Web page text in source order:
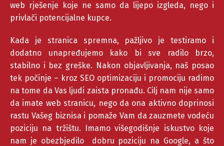
web rješenje koje ne samo da lijepo izgleda, nego i
privlači potencijalne kupce.
Kada je stranica spremna, pažljivo je testiramo i
dodatno unapređujemo kako bi sve radilo brzo,
stabilno i bez greške. Nakon objavljivanja, naš posao
tek počinje – kroz SEO optimizaciju i promociju radimo
na tome da Vas ljudi zaista pronađu. Cilj nam nije samo
da imate web stranicu, nego da ona aktivno doprinosi
rastu Vašeg biznisa i pomaže Vam da zauzmete vodeću
poziciju na tržištu. Imamo višegodišnje iskustvo koje
nam je obezbjedilo dobru poziciju na Google, a što